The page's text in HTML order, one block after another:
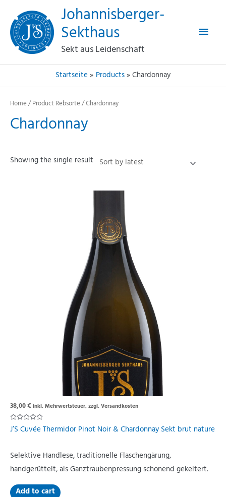
Inhalt
springen
Johannisberger-
Sekthaus
Sekt aus Leidenschaft
Startseite Products Chardonnay
Home/ Product Rebsorte / Chardonnay
Chardonnay
Showing the single result
38,00€inkl. Mehrwertsteuer, zzgl. Versandkosten
Rated
0
J’S Cuvée Thermidor Pinot Noir & Chardonnay Sekt brut nature
Selektive Handlese, traditionelle Flaschengärung,
handgerüttelt, als Ganztraubenpressung schonend gekeltert.
Add to cart